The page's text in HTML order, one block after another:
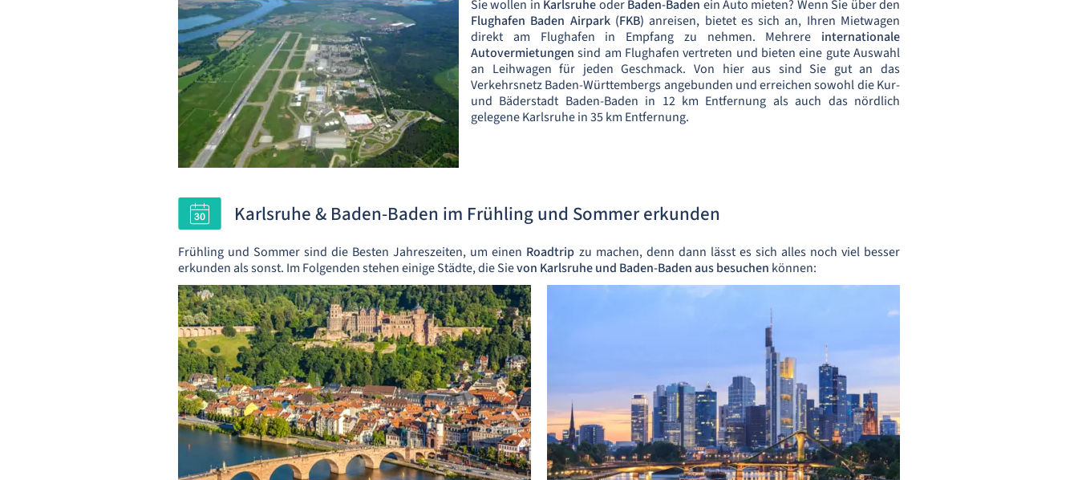
Sie wollen in KarlsruheoderBaden-Baden ein Auto mieten? Wenn Sie über den
Flughafen Baden Airpark (FKB)anreisen, bietet es sich an, Ihren Mietwagen
direkt am Flughafen in Empfang zu nehmen. Mehrere internationale
Autovermietungen sind am Flughafen vertreten und bieten eine gute Auswahl
an Leihwagen für jeden Geschmack. Von hier aus sind Sie gut an das
Verkehrsnetz Baden-Württembergs angebunden und erreichen sowohl die Kur-
und Bäderstadt Baden-Baden in 12 km Entfernung als auch das nördlich
gelegene Karlsruhe in 35 km Entfernung.
Karlsruhe & Baden-Baden im Frühling und Sommer erkunden
Frühling und Sommer sind die Besten Jahreszeiten, um einen Roadtrip zu machen, denn dann lässt es sich alles noch viel besser
erkunden als sonst. Im Folgenden stehen einige Städte, die Sievon Karlsruhe und Baden-Baden aus besuchen können: